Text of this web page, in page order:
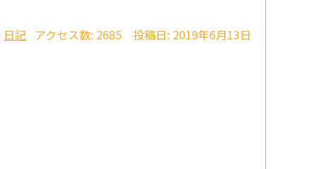
日記 アクセス数: 2685 投稿日: 2019年6月13日